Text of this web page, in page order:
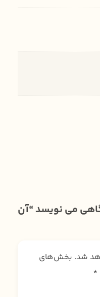
می نویسد “آن
شد. بخش‌های
*